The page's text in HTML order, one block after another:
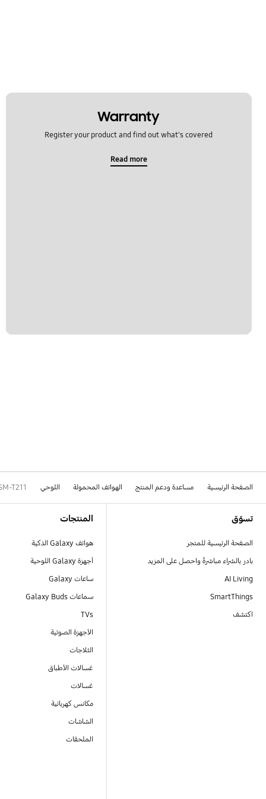
Warranty
Register your product and find out what's covered
Read more
الصفحة الرئيسية مساعدة ودعم المنتج الهواتف المحمولة اللوحي T211
تسوّق
الصفحة الرئيسية للمتجر
بادر بالشراء مباشرةً واحصل على المزيد
AI Living
SmartThings
اكتشف
المنتجات
هواتف Galaxy الذكية
أجهزة Galaxy اللوحية
ساعات Galaxy
سماعات Galaxy Buds
TVs
الأجهزة الصوتية
الثلاجات
غسالات الأطباق
غسالات
مكانس كهربائية
الشاشات
الملحقات